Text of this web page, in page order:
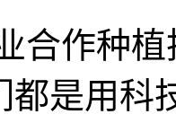
合作种
都是用科